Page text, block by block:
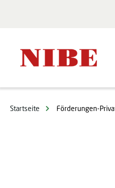
Startseite Förderungen-